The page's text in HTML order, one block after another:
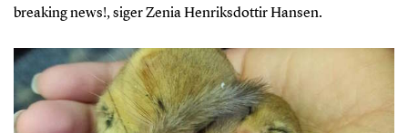
breaking news!, siger Zenia Henriksdottir Hansen.